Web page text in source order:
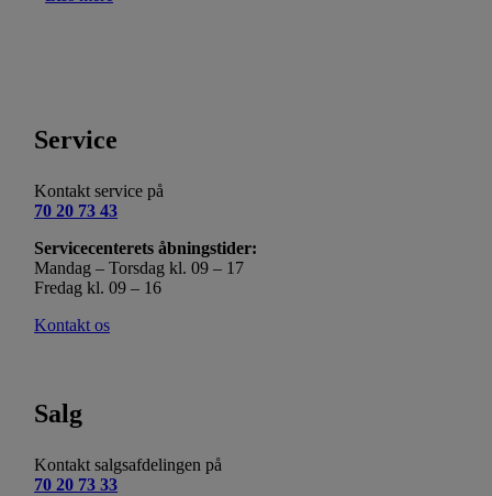
Service
Kontakt service på
70 20 73 43
Servicecenterets åbningstider:
Mandag – Torsdag kl. 09 – 17
Fredag kl. 09 – 16
Kontakt os
Salg
Kontakt salgsafdelingen på
70 20 73 33